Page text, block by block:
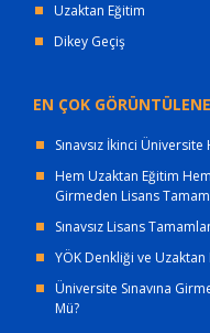
Uzaktan Eğitim
Dikey Geçiş
EN ÇOK
Sınavsız İkinci
Hem Uzaktan Eğitim
Girmeden Lisans
Sınavsız Lisans
YÖK Denkliği ve
Üniversite Sınavına
Mü?